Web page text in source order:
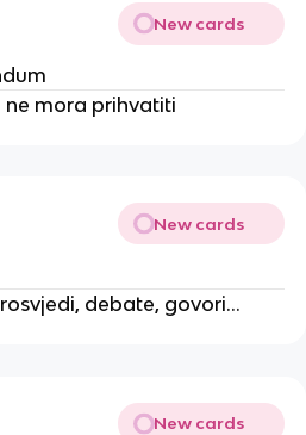
New cards
ne mora prihvatiti
New cards
debate, govori...
New cards